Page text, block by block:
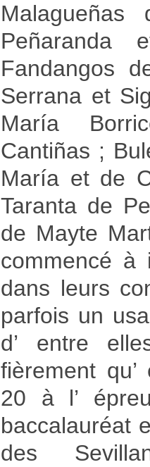
Peñaranda
Fandangos
Serrana et
María
Cantiñas ;
María et de
Taranta de
de Mayte
commencé à
dans leurs
parfois un
d’ entre
fièrement
20 à l’
baccalauréat
des